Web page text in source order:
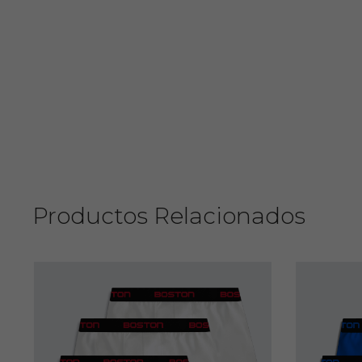
Productos Relacionados